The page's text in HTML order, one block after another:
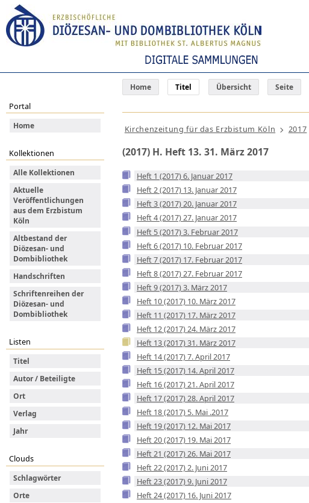
Home Titel Übersicht Seite
Portal
Home
Kollektionen
Alle Kollektionen
Aktuelle
Veröffentlichungen
aus dem Erzbistum
Köln
Altbestand der
Diözesan- und
Dombibliothek
Handschriften
Schriftenreihen der
Diözesan- und
Dombibliothek
Listen
Titel
Autor / Beteiligte
Ort
Verlag
Jahr
Clouds
Schlagwörter
Orte
Kirchenzeitung für das Erzbistum Köln 2017
(2017) H. Heft 13. 31. März 2017
Heft 1 (2017) 6. Januar 2017
Heft 2 (2017) 13. Januar 2017
Heft 3 (2017) 20. Januar 2017
Heft 4 (2017) 27. Januar 2017
Heft 5 (2017) 3. Februar 2017
Heft 6 (2017) 10. Februar 2017
Heft 7 (2017) 17. Februar 2017
Heft 8 (2017) 27. Februar 2017
Heft 9 (2017) 3. März 2017
Heft 10 (2017) 10. März 2017
Heft 11 (2017) 17. März 2017
Heft 12 (2017) 24. März 2017
Heft 13 (2017) 31. März 2017
Heft 14 (2017) 7. April 2017
Heft 15 (2017) 14. April 2017
Heft 16 (2017) 21. April 2017
Heft 17 (2017) 28. April 2017
Heft 18 (2017) 5. Mai .2017
Heft 19 (2017) 12. Mai 2017
Heft 20 (2017) 19. Mai 2017
Heft 21 (2017) 26. Mai 2017
Heft 22 (2017) 2. Juni 2017
Heft 23 (2017) 9. Juni 2017
Heft 24 (2017) 16. Juni 2017